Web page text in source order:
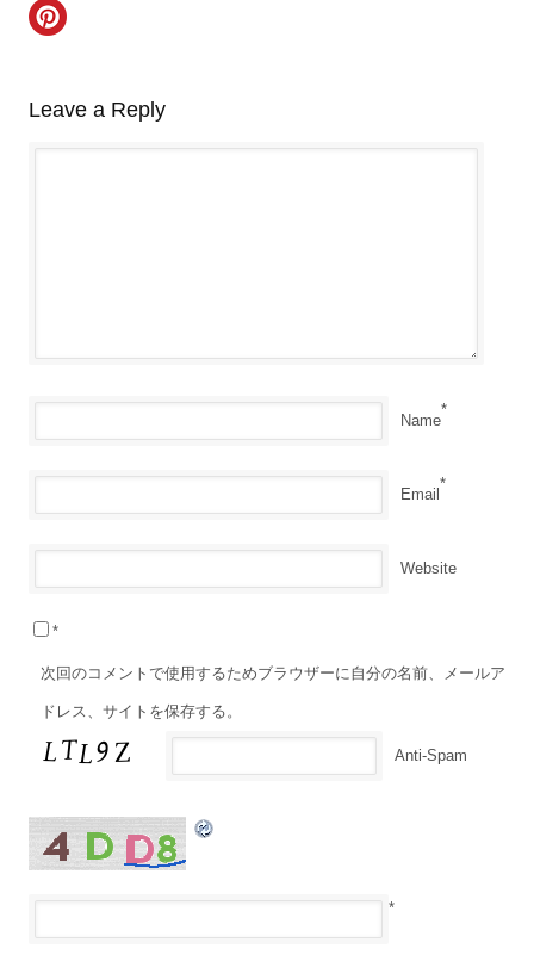
Leave a Reply
Name
*
Email
*
Website
次回のコメントで使用するためブラウザーに自分の名前、メールア
ドレス、サイトを保存する。
Anti-Spam
*
*